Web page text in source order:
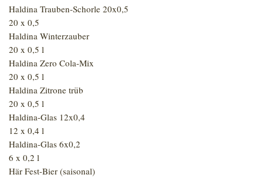
Haldina Trauben-Schorle 20x0,5
20 x 0,5
Haldina Winterzauber
20 x 0,5 l
Haldina Zero Cola-Mix
20 x 0,5 l
Haldina Zitrone trüb
20 x 0,5 l
Haldina-Glas 12x0,4
12 x 0,4 l
Haldina-Glas 6x0,2
6 x 0,2 l
Här Fest-Bier (saisonal)